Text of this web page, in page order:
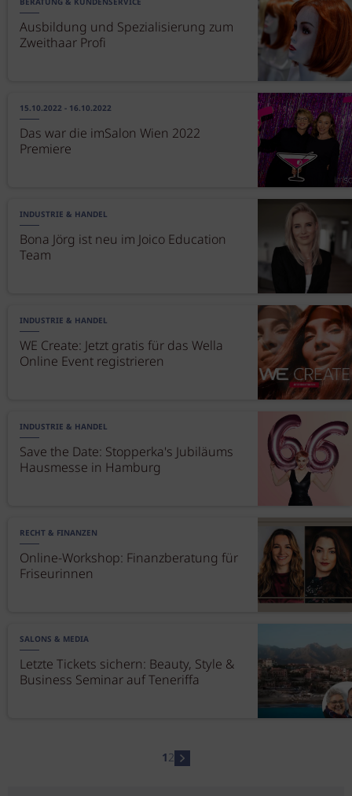
Ausbildung und Spezialisierung zum
Zweithaar Profi
15.10.2022 - 16.10.2022
Das war die imSalon Wien 2022
Premiere
INDUSTRIE & HANDEL
Bona Jörg ist neu im Joico Education
Team
INDUSTRIE & HANDEL
WE Create: Jetzt gratis für das Wella
Online Event registrieren
INDUSTRIE & HANDEL
Save the Date: Stopperka's Jubiläums
Hausmesse in Hamburg
RECHT & FINANZEN
Online-Workshop: Finanzberatung für
Friseurinnen
SALONS & MEDIA
Letzte Tickets sichern: Beauty, Style &
Business Seminar auf Teneriffa
12